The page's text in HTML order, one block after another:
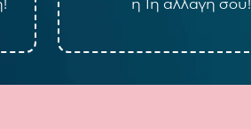
η 1η αλλαγή σου!